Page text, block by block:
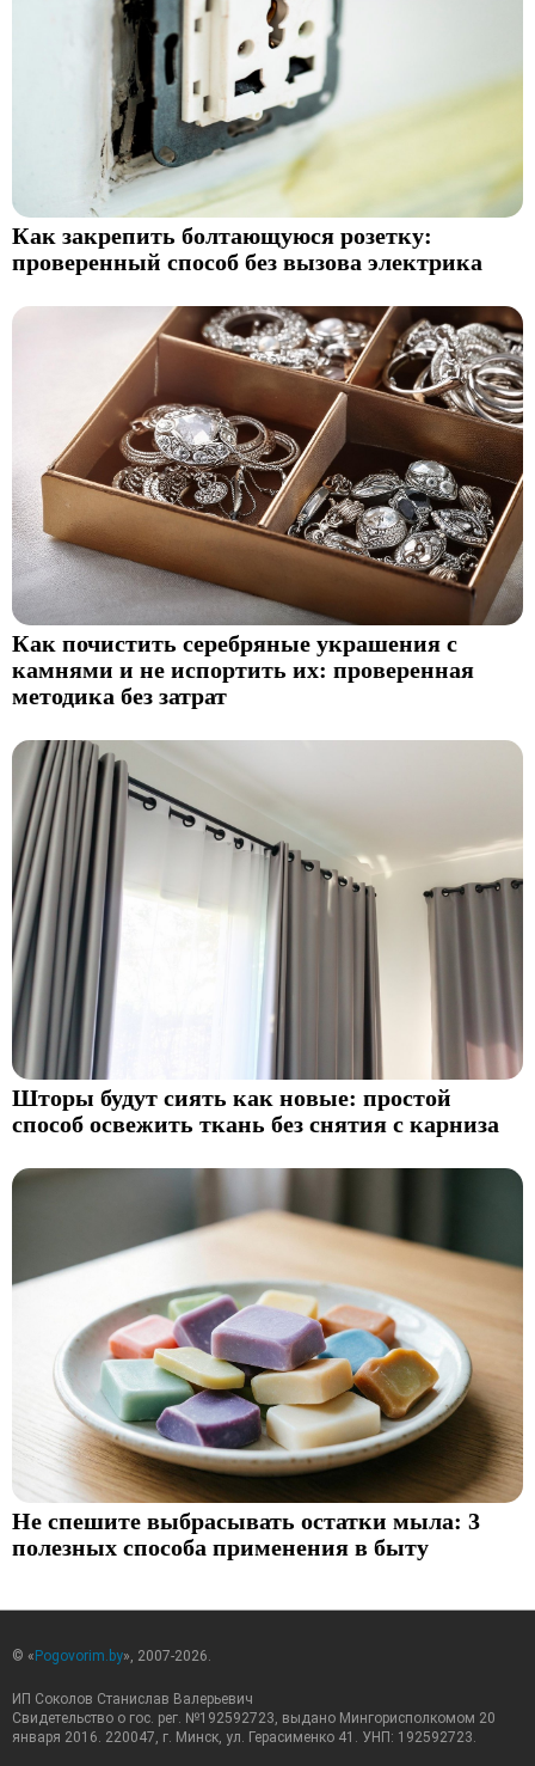
Как закрепить болтающуюся розетку:
проверенный способ без вызова электрика
Как почистить серебряные украшения с
камнями и не испортить их: проверенная
методика без затрат
Шторы будут сиять как новые: простой
способ освежить ткань без снятия с карниза
Не спешите выбрасывать остатки мыла: 3
полезных способа применения в быту
© «Pogovorim.by», 2007-2026.
ИП Соколов Станислав Валерьевич
Свидетельство о гос. рег. №192592723, выдано Мингорисполкомом 20
января 2016. 220047, г. Минск, ул. Герасименко 41. УНП: 192592723.